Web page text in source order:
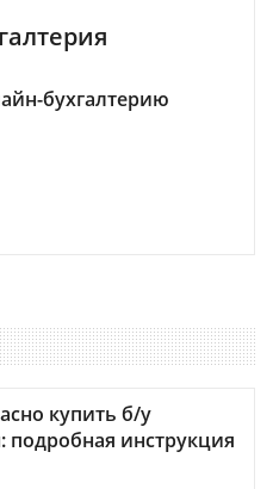
бухгалтерию
купить б/у
подробная инструкция